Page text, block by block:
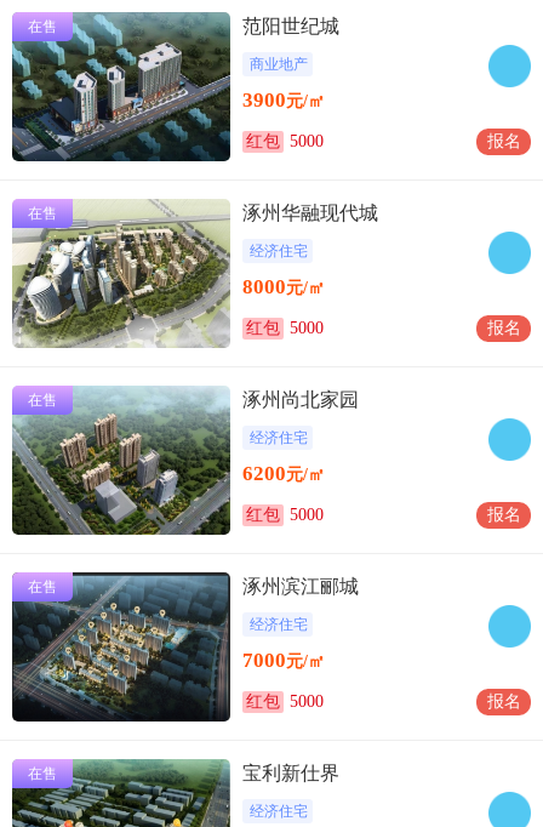
在售 范阳世纪城
商业地产
3900元/㎡
红包 5000 报名
在售 涿州华融现代城
经济住宅
8000元/㎡
红包 5000 报名
在售 涿州尚北家园
经济住宅
6200元/㎡
红包 5000 报名
在售 涿州滨江郦城
经济住宅
7000元/㎡
红包 5000 报名
在售 宝利新仕界
经济住宅